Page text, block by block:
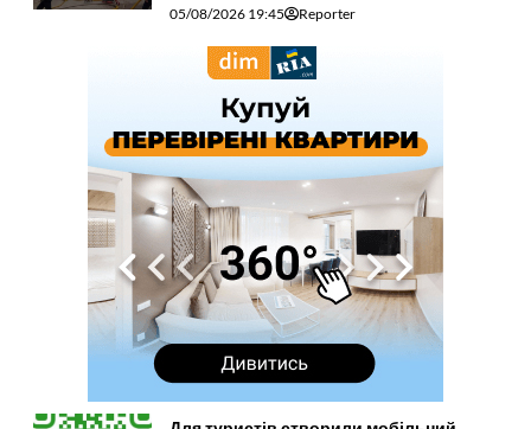
05/08/2026 19:45 Reporter